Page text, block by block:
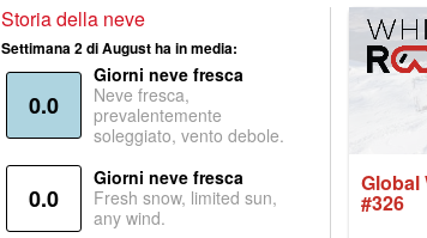
Storia della neve
Settimana 2 di August ha in media:
0.0
Giorni neve fresca
Neve fresca,
prevalentemente
soleggiato, vento debole.
0.0
Giorni neve fresca
Fresh snow, limited sun,
any wind.
Global
#326